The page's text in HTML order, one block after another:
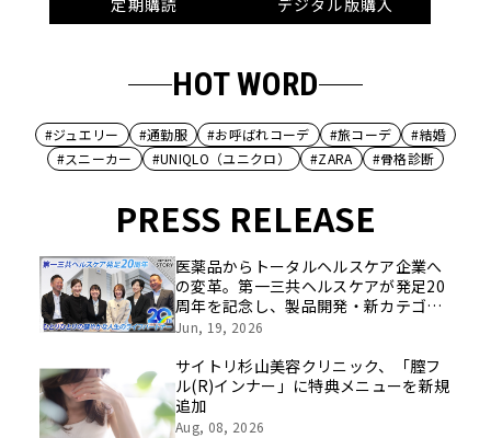
定期購読
デジタル版購入
HOT WORD
#ジュエリー #通勤服 #お呼ばれコーデ #旅コーデ
#結婚
#スニーカー
#UNIQLO（ユニクロ） #ZARA #骨格診断
PRESS RELEASE
医薬品からトータルヘルスケア企業へ
の変革。第一三共ヘルスケアが発足20
周年を記念し、製品開発・新カテゴリ
挑戦の舞台や旧社統合時のエピソード
像を公開！
Jun, 19, 2026
サイトリ杉山美容クリニック、「膣フ
ル(R)インナー」に特典メニューを新規
追加
Aug, 08, 2026